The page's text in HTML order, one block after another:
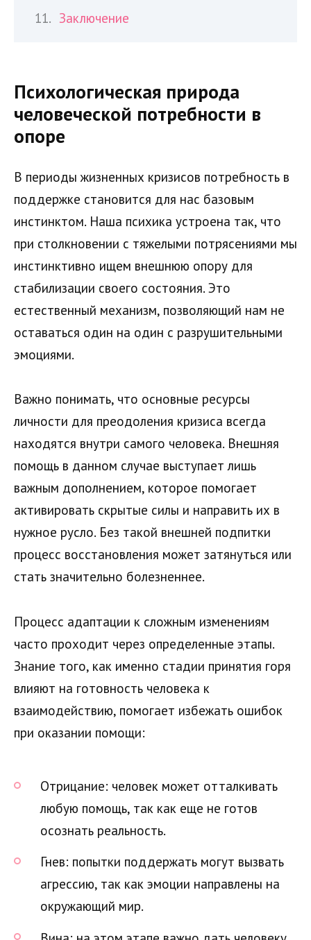
Заключение
Психологическая природа
человеческой потребности в
опоре
В периоды жизненных кризисов потребность в
поддержке становится для нас базовым
инстинктом. Наша психика устроена так, что
при столкновении с тяжелыми потрясениями мы
инстинктивно ищем внешнюю опору для
стабилизации своего состояния. Это
естественный механизм, позволяющий нам не
оставаться один на один с разрушительными
эмоциями.
Важно понимать, что основные ресурсы
личности для преодоления кризиса всегда
находятся внутри самого человека. Внешняя
помощь в данном случае выступает лишь
важным дополнением, которое помогает
активировать скрытые силы и направить их в
нужное русло. Без такой внешней подпитки
процесс восстановления может затянуться или
стать значительно болезненнее.
Процесс адаптации к сложным изменениям
часто проходит через определенные этапы.
Знание того, как именно стадии принятия горя
влияют на готовность человека к
взаимодействию, помогает избежать ошибок
при оказании помощи:
Отрицание: человек может отталкивать
любую помощь, так как еще не готов
осознать реальность.
Гнев: попытки поддержать могут вызвать
агрессию, так как эмоции направлены на
окружающий мир.